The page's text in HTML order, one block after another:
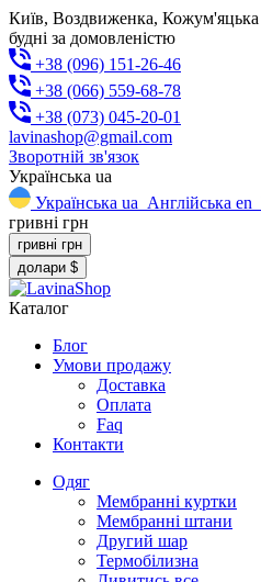
Київ, Воздвиженка,
будні за домовленістю
+38 (096) 151-26-46
+38 (066) 559-68-78
+38 (073) 045-20-01
lavinashop@gmail.com
Зворотній зв'язок
Українська ua
Українська ua Англійська en
гривні грн
гривні грн
долари $
Каталог
Блог
Умови продажу
Доставка
Оплата
Faq
Контакти
Одяг
Мембранні куртки
Мембранні штани
Другий шар
Термобілизна